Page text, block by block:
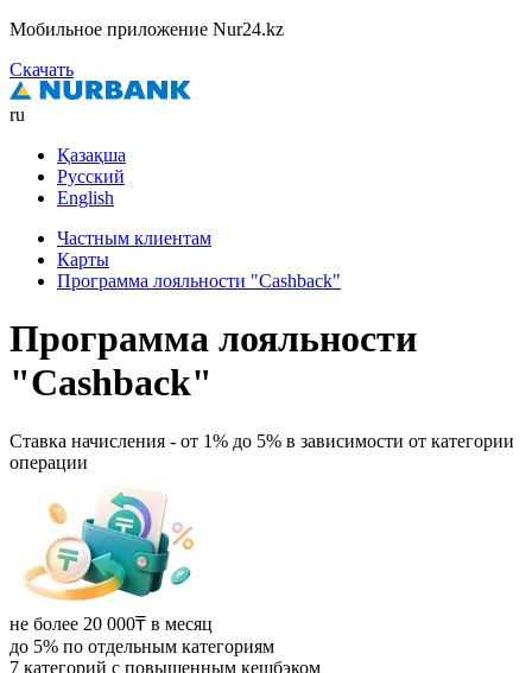
Мобильное приложение Nur24.kz
Скачать
ru
Қазақша
Русский
English
Частным клиентам
Карты
Программа лояльности "Cashback"
Программа лояльности
"Cashback"
Ставка начисления - от 1% до 5% в зависимости от категории
операции
не более 20 000₸ в месяц
до 5% по отдельным категориям
7 категорий с повышенным кешбэком